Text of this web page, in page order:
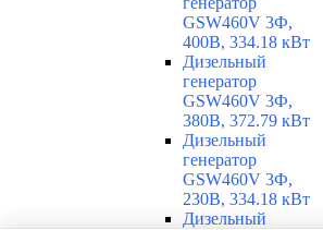
GSW460V 3Ф,
400В, 334.18 кВт
Дизельный
генератор
GSW460V 3Ф,
380В, 372.79 кВт
Дизельный
генератор
GSW460V 3Ф,
230В, 334.18 кВт
Дизельный